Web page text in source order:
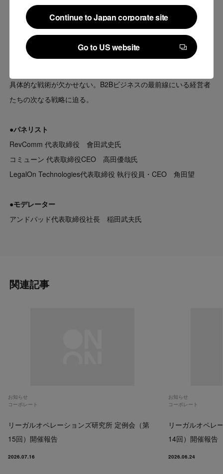
Continue to Japan corporate site
Continue to Japan corporate site
Go to US website
Go to US website
注目を集めたりするB2Bスタートアップが増加している。こうし
た企業は、プロダクトの革新性のみならず、サービスを一つに絞
らず、自社の強みを活かしたSaaS外事業への展開や、海外市場
への挑戦も視野に入れながら成長を遂げている。海外進出や新事
具体的な戦術が欠かせない。B2Bビジネスの最前線にいる経営者
たちの次なる戦略に迫る。
●パネリスト
RevComm 代表取締役 會田武史氏
コミューン 代表取締役CEO 高田優哉氏
LegalOn Technologies代表取締役 執行役員・CEO 角田望
●モデレーター
アンドパッド代表取締役社長 稲田武夫氏
関連記事
お知らせ
コーポレート
リーガルオペレーションズ研究所 定例会（第
15回）開催報告
2026.07.16
お知らせ
コーポレート
リーガルオペレ
14回）開催報告
2026.06.24